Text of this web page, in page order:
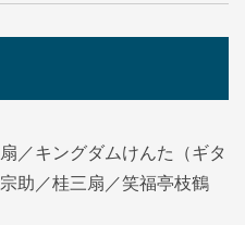
／キングダムけんた（ギタ
助／桂三扇／笑福亭枝鶴